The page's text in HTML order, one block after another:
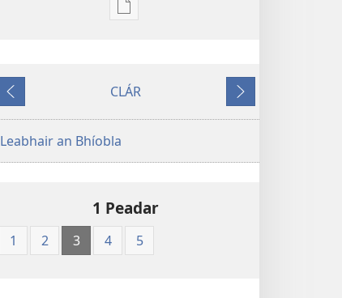
Modhanna
An
SIAR
CLÁR
AR
AGHAIDH
Leabhair an Bhíobla
1 Peadar
1 2 3 4 5